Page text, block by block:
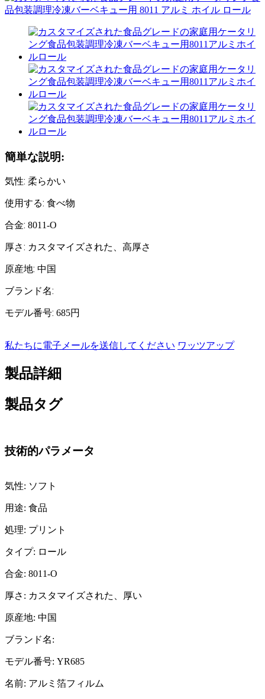
簡単な説明:
気性: 柔らかい
使用する: 食べ物
合金: 8011-O
厚さ: カスタマイズされた、高厚さ
原産地: 中国
ブランド名:
モデル番号: 685円
私たちに電子メールを送信してください ワッツアップ
製品詳細
製品タグ
技術的パラメータ
気性: ソフト
用途: 食品
処理: プリント
タイプ: ロール
合金: 8011-O
厚さ: カスタマイズされた、厚い
原産地: 中国
ブランド名:
モデル番号: YR685
名前: アルミ箔フィルム